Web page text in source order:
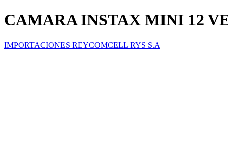
CAMARA INSTAX MINI 12
IMPORTACIONES REYCOMCELL RYS S.A